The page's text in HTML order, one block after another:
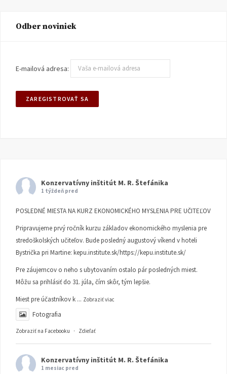
Odber noviniek
E-mailová adresa:
Konzervatívny inštitút M. R. Štefánika
1 týždeň pred
POSLEDNÉ MIESTA NA KURZ EKONOMICKÉHO MYSLENIA PRE UČITEĽOV
Pripravujeme prvý ročník kurzu základov ekonomického myslenia pre
stredoškolských učiteľov. Bude posledný augustový víkend v hoteli
Bystrička pri Martine: kepu.institute.sk/https://kepu.institute.sk/
Pre záujemcov o neho s ubytovaním ostalo pár posledných miest.
Môžu sa prihlásiť do 31. júla, čím skôr, tým lepšie.
Miest pre účastníkov k ... Zobraziť viac
Fotografia
Zobraziť na Facebooku · Zdieľať
Konzervatívny inštitút M. R. Štefánika
1 mesiac pred